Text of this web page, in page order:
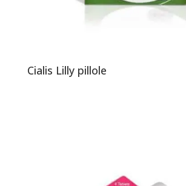
Cialis Lilly pillole